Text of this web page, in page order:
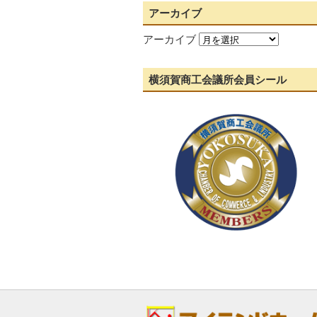
アーカイブ
アーカイブ
横須賀商工会議所会員シール